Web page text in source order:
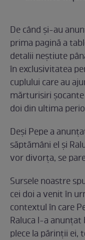
De când și-au
prima pagină a
detalii neștiute
în exclusivitatea
cuplului care au
mărturisiri
doi din ultima
Deși Pepe a
săptămâni el și
vor divorța, se
Sursele noastre
cei doi a venit în
contextul în care
Raluca l-a anunțat
plece la părinții